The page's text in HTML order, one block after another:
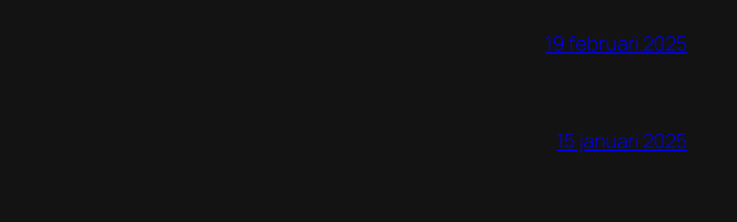
19 februari 2025
15 januari 2025